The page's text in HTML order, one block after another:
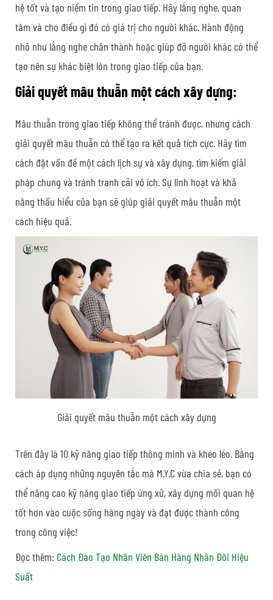
hệ tốt và tạo niềm tin trong giao tiếp. Hãy lắng nghe, quan
tâm và cho điều gì đó có giá trị cho người khác. Hành động
nhỏ như lắng nghe chân thành hoặc giúp đỡ người khác có thể
tạo nên sự khác biệt lớn trong giao tiếp của bạn.
Giải quyết mâu thuẫn một cách xây dựng:
Mâu thuẫn trong giao tiếp không thể tránh được, nhưng cách
giải quyết mâu thuẫn có thể tạo ra kết quả tích cực. Hãy tìm
cách đặt vấn đề một cách lịch sự và xây dựng, tìm kiếm giải
pháp chung và tránh tranh cãi vô ích. Sự linh hoạt và khả
năng thấu hiểu của bạn sẽ giúp giải quyết mâu thuẫn một
cách hiệu quả.
Giải quyết mâu thuẫn một cách xây dựng
Trên đây là 10 kỹ năng giao tiếp thông minh và khéo léo.Bằng
cách áp dụng những nguyên tắc mà M.Y.Cvừa chia sẻ, bạn có
thể nâng cao kỹ năng giao tiếp ứng xử, xây dựng mối quan hệ
tốt hơn vào cuộc sống hàng ngày và đạt được thành công
trong công việc!
Đọc thêm: Cách Đào Tạo Nhân Viên Bán Hàng Nhân Đôi Hiệu
Suất